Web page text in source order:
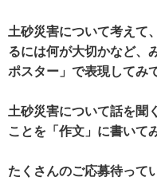
土砂災害について考えて
るには何が大切かなど、
ポスター」で表現してみ
土砂災害について話を聞
ことを「作文」に書いて
たくさんのご応募待って